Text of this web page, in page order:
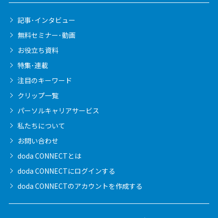
記事･インタビュー
無料セミナー･動画
お役立ち資料
特集･連載
注目のキーワード
クリップ一覧
パーソルキャリアサービス
私たちについて
お問い合わせ
doda CONNECTとは
doda CONNECTにログインする
doda CONNECTのアカウントを作成する